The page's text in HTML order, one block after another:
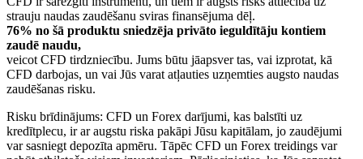
strauju naudas zaudēšanu sviras finansējuma dēļ.
76% no šā produktu sniedzēja privāto ieguldītāju kontiem
zaudē naudu,
veicot CFD tirdzniecību. Jums būtu jāapsver tas, vai izprotat, kā
CFD darbojas, un vai Jūs varat atļauties uzņemties augsto naudas
zaudēšanas risku.
Risku brīdinājums: CFD un Forex darījumi, kas balstīti uz
kredītplecu, ir ar augstu riska pakāpi Jūsu kapitālam, jo zaudējumi
var sasniegt depozīta apmēru. Tāpēc CFD un Forex treidings var